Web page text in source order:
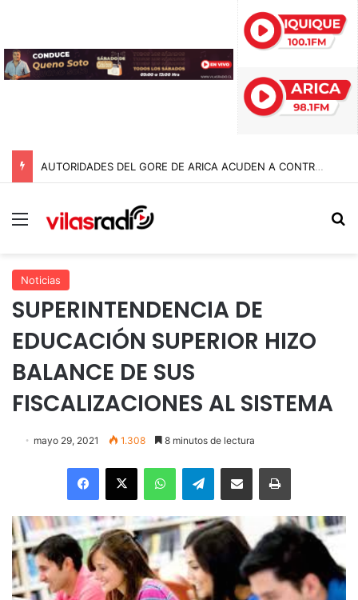
AUTORIDADES DEL GORE DE ARICA ACUDEN A CONTRALORÍA TRAS IRREGULARIDADES POR $95 MIL MILLONES EN LA GESTIÓN ANTERIOR
Menú
Noticias
SUPERINTENDENCIA DE
EDUCACIÓN SUPERIOR HIZO
BALANCE DE SUS
FISCALIZACIONES AL SISTEMA
mayo 29, 2021 1.308 8 minutos de lectura
Facebook
X WhatsAppTelegramEnviar vía email Imprimir